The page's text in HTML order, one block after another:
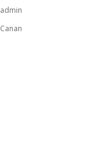
admin
Canan